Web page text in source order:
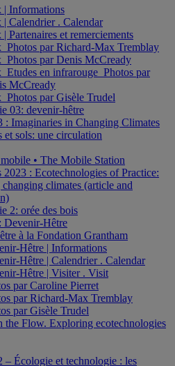
| Informations
| Calendrier . Calendar
| Partenaires et remerciements
par Richard-Max Tremblay
par Denis McCready
en infrarouge_Photos par
McCready
par Gisèle Trudel
03: devenir-hêtre
Imaginaries in Changing Climates
et sols: une circulation
• The Mobile Station
2023 : Ecotechnologies of Practice:
climates (article and
2: orée des bois
Devenir-Hêtre
à la Fondation Grantham
Hêtre | Informations
Hêtre | Calendrier . Calendar
Hêtre | Visiter . Visit
par Caroline Pierret
par Richard-Max Tremblay
par Gisèle Trudel
the Flow. Exploring ecotechnologies
Écologie et technologie : les